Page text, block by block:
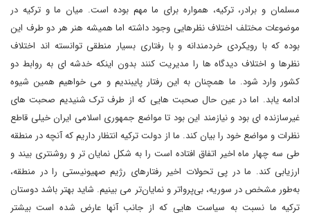
مسلمان و برادر، ترکیه، همواره برای ما مهم بوده است. میان ما و ترکیه در
موضوعات مختلف اختلاف نظرهایی وجود داشته اما همیشه هنر هر دو طرف این
بوده که با رویکردی خردمندانه و با رفتاری بسیار منطقی توانسته اند اختلاف
نظرها و اختلاف دیدگاه ها را مدیریت کنند بدون اینکه خدشه ای به روابط دو
کشور وارد شود. ما همچنان به این رفتار پایبندیم و می خواهیم همین شیوه
ادامه یابد. اما در عین حال صحبت هایی که از طرف ترک شنیدیم صحبت های
غیرسازنده ای بود و نیازمند این بود تا مواضع جمهوری اسلامی ایران خیلی قاطع
نظرات و مواضع خود را بیان کند. ما از دولت ترکیه انتظار داریم که آنچه در منطقه
طی سه چهار ماه اخیر اتفاق افتاده است را به شکل نمایان تر و روشنتری بیند و
ارزیابی کند. ما در پی تحولات اخیر رفتارهای رژیم صهیونیستی را در منطقه،
به‌طور مشخص در سوریه، بی‌پرواتر و نمایان‌تر می بینیم. شاید بهتر باشد دوستان
ترکیه ما نسبت به سیاست هایی که از جانب آنها عارض شده است بیشتر